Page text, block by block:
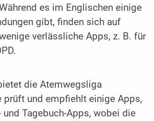
es im Englischen einige
gibt, finden sich auf
verlässliche Apps, z. B. für
die Atemwegsliga
prüft und empfiehlt einige Apps,
und Tagebuch-Apps, wobei die